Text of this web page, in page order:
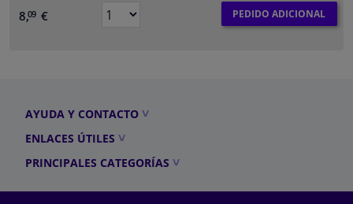
8,09 € PEDIDO ADICIONAL
AYUDA Y CONTACTO
ENLACES ÚTILES
PRINCIPALES CATEGORÍAS